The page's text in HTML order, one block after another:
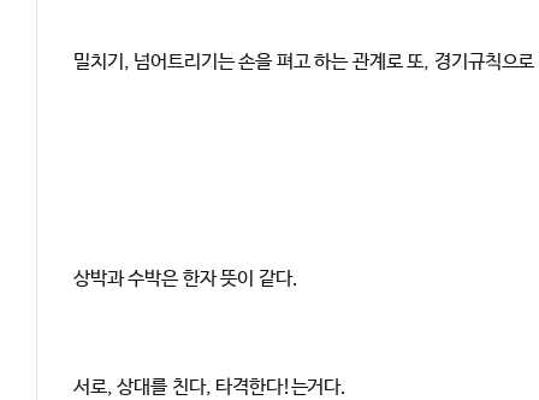
밀치기, 넘어트리기는 손을 펴고 하는 관계로 또, 경기규칙으
상박과 수박은 한자 뜻이 같다.
서로, 상대를 친다, 타격한다!는거다.